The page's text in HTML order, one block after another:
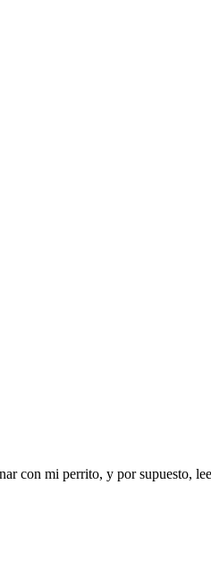
con mi perrito, y por supuesto,